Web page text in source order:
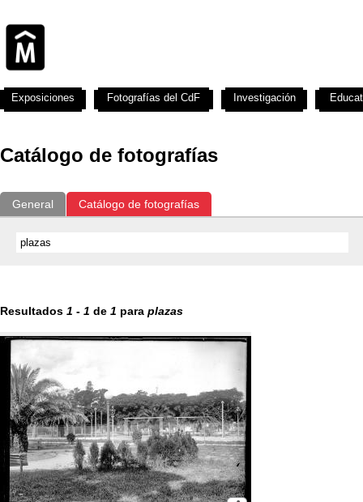
Catálogo de fotografías
General Catálogo de fotografías
Resultados 1 - 1 de 1 para plazas
Exposiciones Fotografías del CdF Investigación